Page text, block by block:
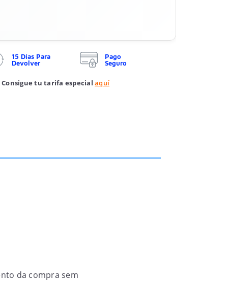
15 Días Para
Devolver
Pago
Seguro
tu tarifa especial aquí
da compra sem